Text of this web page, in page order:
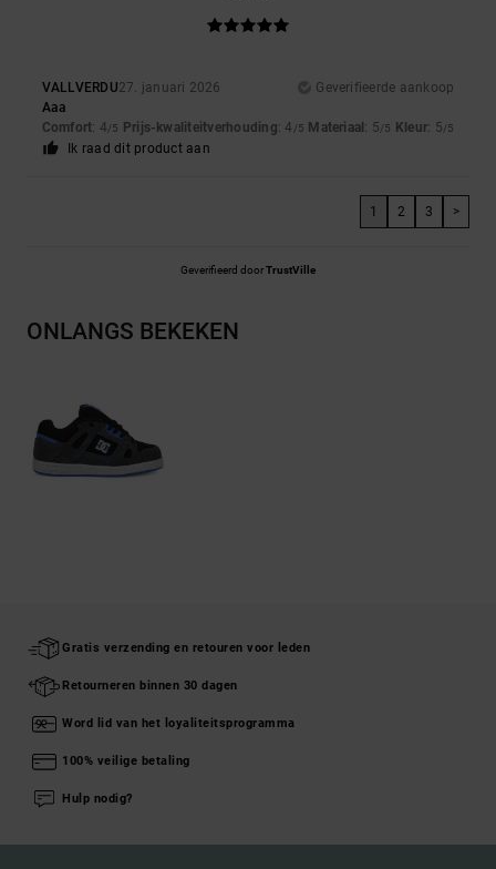
VALLVERDU27. januari 2026
Geverifieerde aankoop
Aaa
Comfort: 4/5 Prijs-kwaliteitverhouding: 4 /5 Materiaal : 5/5 Kleur: 5/5
Ik raad dit product aan
1 2 3 >
Geverifieerd doorTrustVille
ONLANGS BEKEKEN
Gratis verzending en retouren voor leden
Retourneren binnen 30 dagen
Word lid van het loyaliteitsprogramma
100% veilige betaling
Hulp nodig?